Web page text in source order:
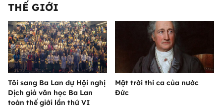
THẾ GIỚI
Tôi sang Ba Lan dự Hội nghị
Dịch giả văn học Ba Lan
toàn thế giới lần thứ VI
Mặt trời thi ca của nước
Đức